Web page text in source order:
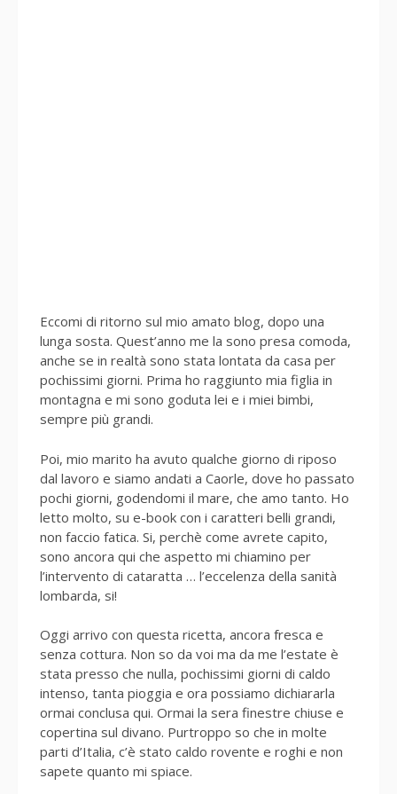
Eccomi di ritorno sul mio amato blog, dopo una
lunga sosta. Quest’anno me la sono presa comoda,
anche se in realtà sono stata lontata da casa per
pochissimi giorni. Prima ho raggiunto mia figlia in
montagna e mi sono goduta lei e i miei bimbi,
sempre più grandi.
Poi, mio marito ha avuto qualche giorno di riposo
dal lavoro e siamo andati a Caorle, dove ho passato
pochi giorni, godendomi il mare, che amo tanto. Ho
letto molto, su e-book con i caratteri belli grandi,
non faccio fatica. Si, perchè come avrete capito,
sono ancora qui che aspetto mi chiamino per
l’intervento di cataratta … l’eccelenza della sanità
lombarda, si!
Oggi arrivo con questa ricetta, ancora fresca e
senza cottura. Non so da voi ma da me l’estate è
stata presso che nulla, pochissimi giorni di caldo
intenso, tanta pioggia e ora possiamo dichiararla
ormai conclusa qui. Ormai la sera finestre chiuse e
copertina sul divano. Purtroppo so che in molte
parti d’Italia, c’è stato caldo rovente e roghi e non
sapete quanto mi spiace.